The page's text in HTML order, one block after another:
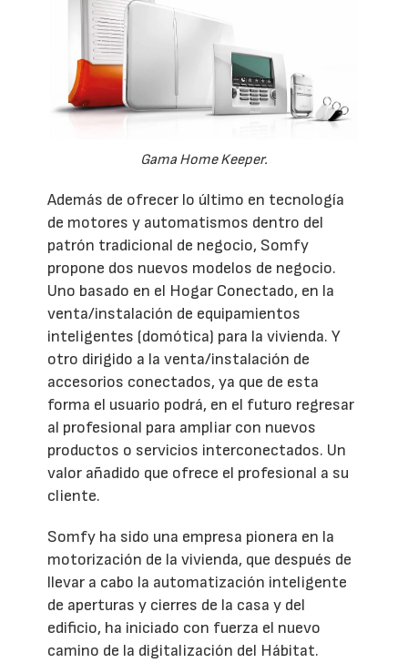
Gama Home Keeper.
Además de ofrecer lo último en tecnología
de motores y automatismos dentro del
patrón tradicional de negocio, Somfy
propone dos nuevos modelos de negocio.
Uno basado en el Hogar Conectado, en la
venta/instalación de equipamientos
inteligentes (domótica) para la vivienda. Y
otro dirigido a la venta/instalación de
accesorios conectados, ya que de esta
forma el usuario podrá, en el futuro regresar
al profesional para ampliar con nuevos
productos o servicios interconectados. Un
valor añadido que ofrece el profesional a su
cliente.
Somfy ha sido una empresa pionera en la
motorización de la vivienda, que después de
llevar a cabo la automatización inteligente
de aperturas y cierres de la casa y del
edificio, ha iniciado con fuerza el nuevo
camino de la digitalización del Hábitat.